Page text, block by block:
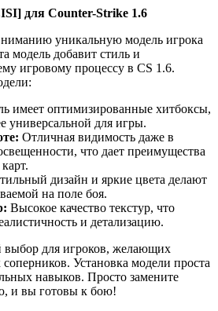
для Counter-Strike 1.6
уникальную модель игрока
модель добавит стиль и
игровому процессу в CS 1.6.
имеет оптимизированные хитбоксы,
универсальной для игры.
Отличная видимость даже в
что дает преимущества
дизайн и яркие цвета делают
на поле боя.
Высокое качество текстур, что
и детализацию.
выбор для игроков, желающих
Установка модели проста
навыков. Просто замените
и вы готовы к бою!